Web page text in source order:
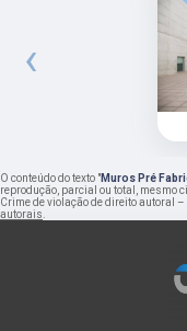
‹
O conteúdo do texto "Muros Pré
reprodução, parcial ou total, mesmo
Crime de violação de direito autoral
autorais